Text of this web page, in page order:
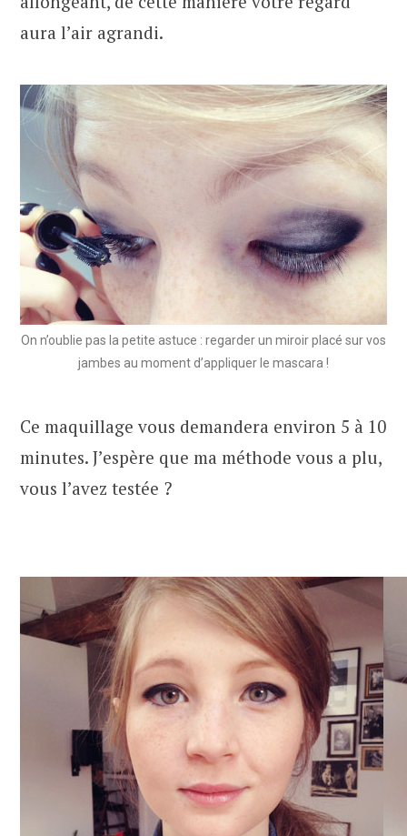
aura l’air agrandi.
On n’oublie pas la petite astuce : regarder un miroir placé sur vos
jambes au moment d’appliquer le mascara !
Ce maquillage vous demandera environ 5 à 10
minutes. J’espère que ma méthode vous a plu,
vous l’avez testée ?